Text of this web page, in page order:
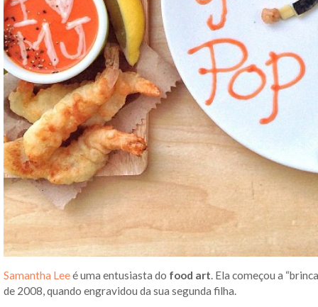
Samantha Leeé uma entusiasta do food art. Ela começou a
de 2008, quando engravidou da sua segunda filha.